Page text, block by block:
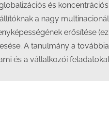
és
a nagy
erősítése
A tanulmány a
és a vállalkozói